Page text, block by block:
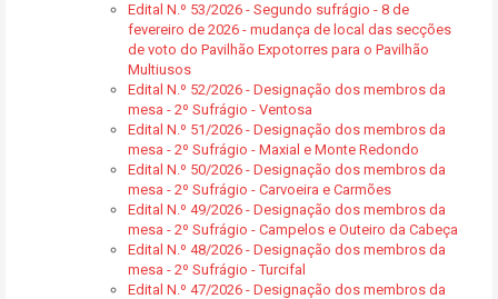
Edital N.º 53/2026 - Segundo sufrágio - 8 de
fevereiro de 2026 - mudança de local das secções
de voto do Pavilhão Expotorres para o Pavilhão
Multiusos
Edital N.º 52/2026 - Designação dos membros da
mesa - 2º Sufrágio - Ventosa
Edital N.º 51/2026 - Designação dos membros da
mesa - 2º Sufrágio - Maxial e Monte Redondo
Edital N.º 50/2026 - Designação dos membros da
mesa - 2º Sufrágio - Carvoeira e Carmões
Edital N.º 49/2026 - Designação dos membros da
mesa - 2º Sufrágio - Campelos e Outeiro da Cabeça
Edital N.º 48/2026 - Designação dos membros da
mesa - 2º Sufrágio - Turcifal
Edital N.º 47/2026 - Designação dos membros da